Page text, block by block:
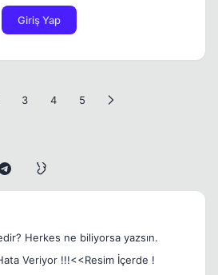
Giriş Yap
3 4 5
Herkes ne biliyorsa yazsın.
Veriyor !!!<<Resim İçerde !